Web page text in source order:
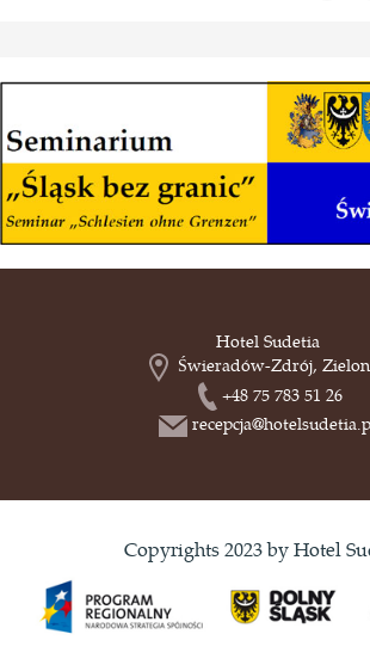
Hotel Sudetia
Świeradów-Zdrój,
+48 75 783 51 26
Copyrights 2023 by Hotel